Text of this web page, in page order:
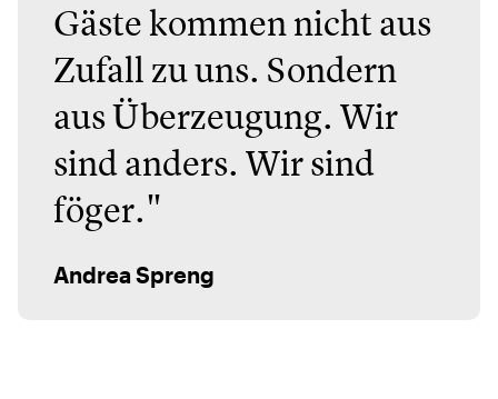
Gäste kommen nicht aus
Zufall zu uns. Sondern
aus Überzeugung. Wir
sind anders. Wir sind
föger."
Andrea Spreng